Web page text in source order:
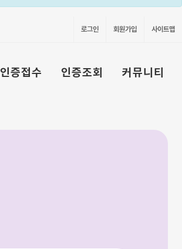
로그인 회원가입 사이트맵
인증접수 인증조회 커뮤니티